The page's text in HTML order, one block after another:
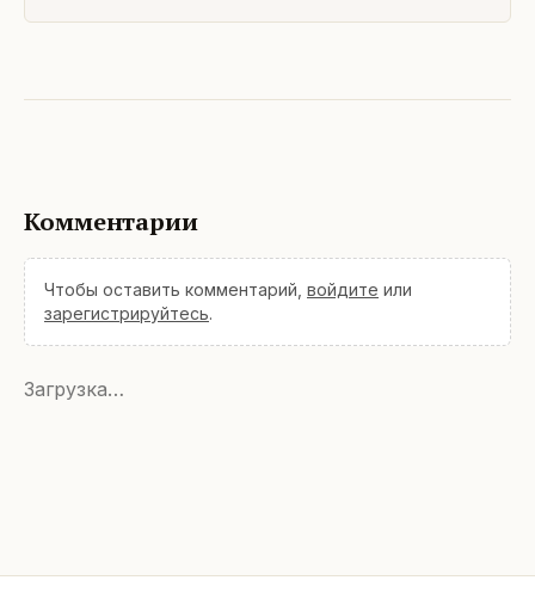
Комментарии
Чтобы оставить комментарий, войдите или
зарегистрируйтесь.
Загрузка…